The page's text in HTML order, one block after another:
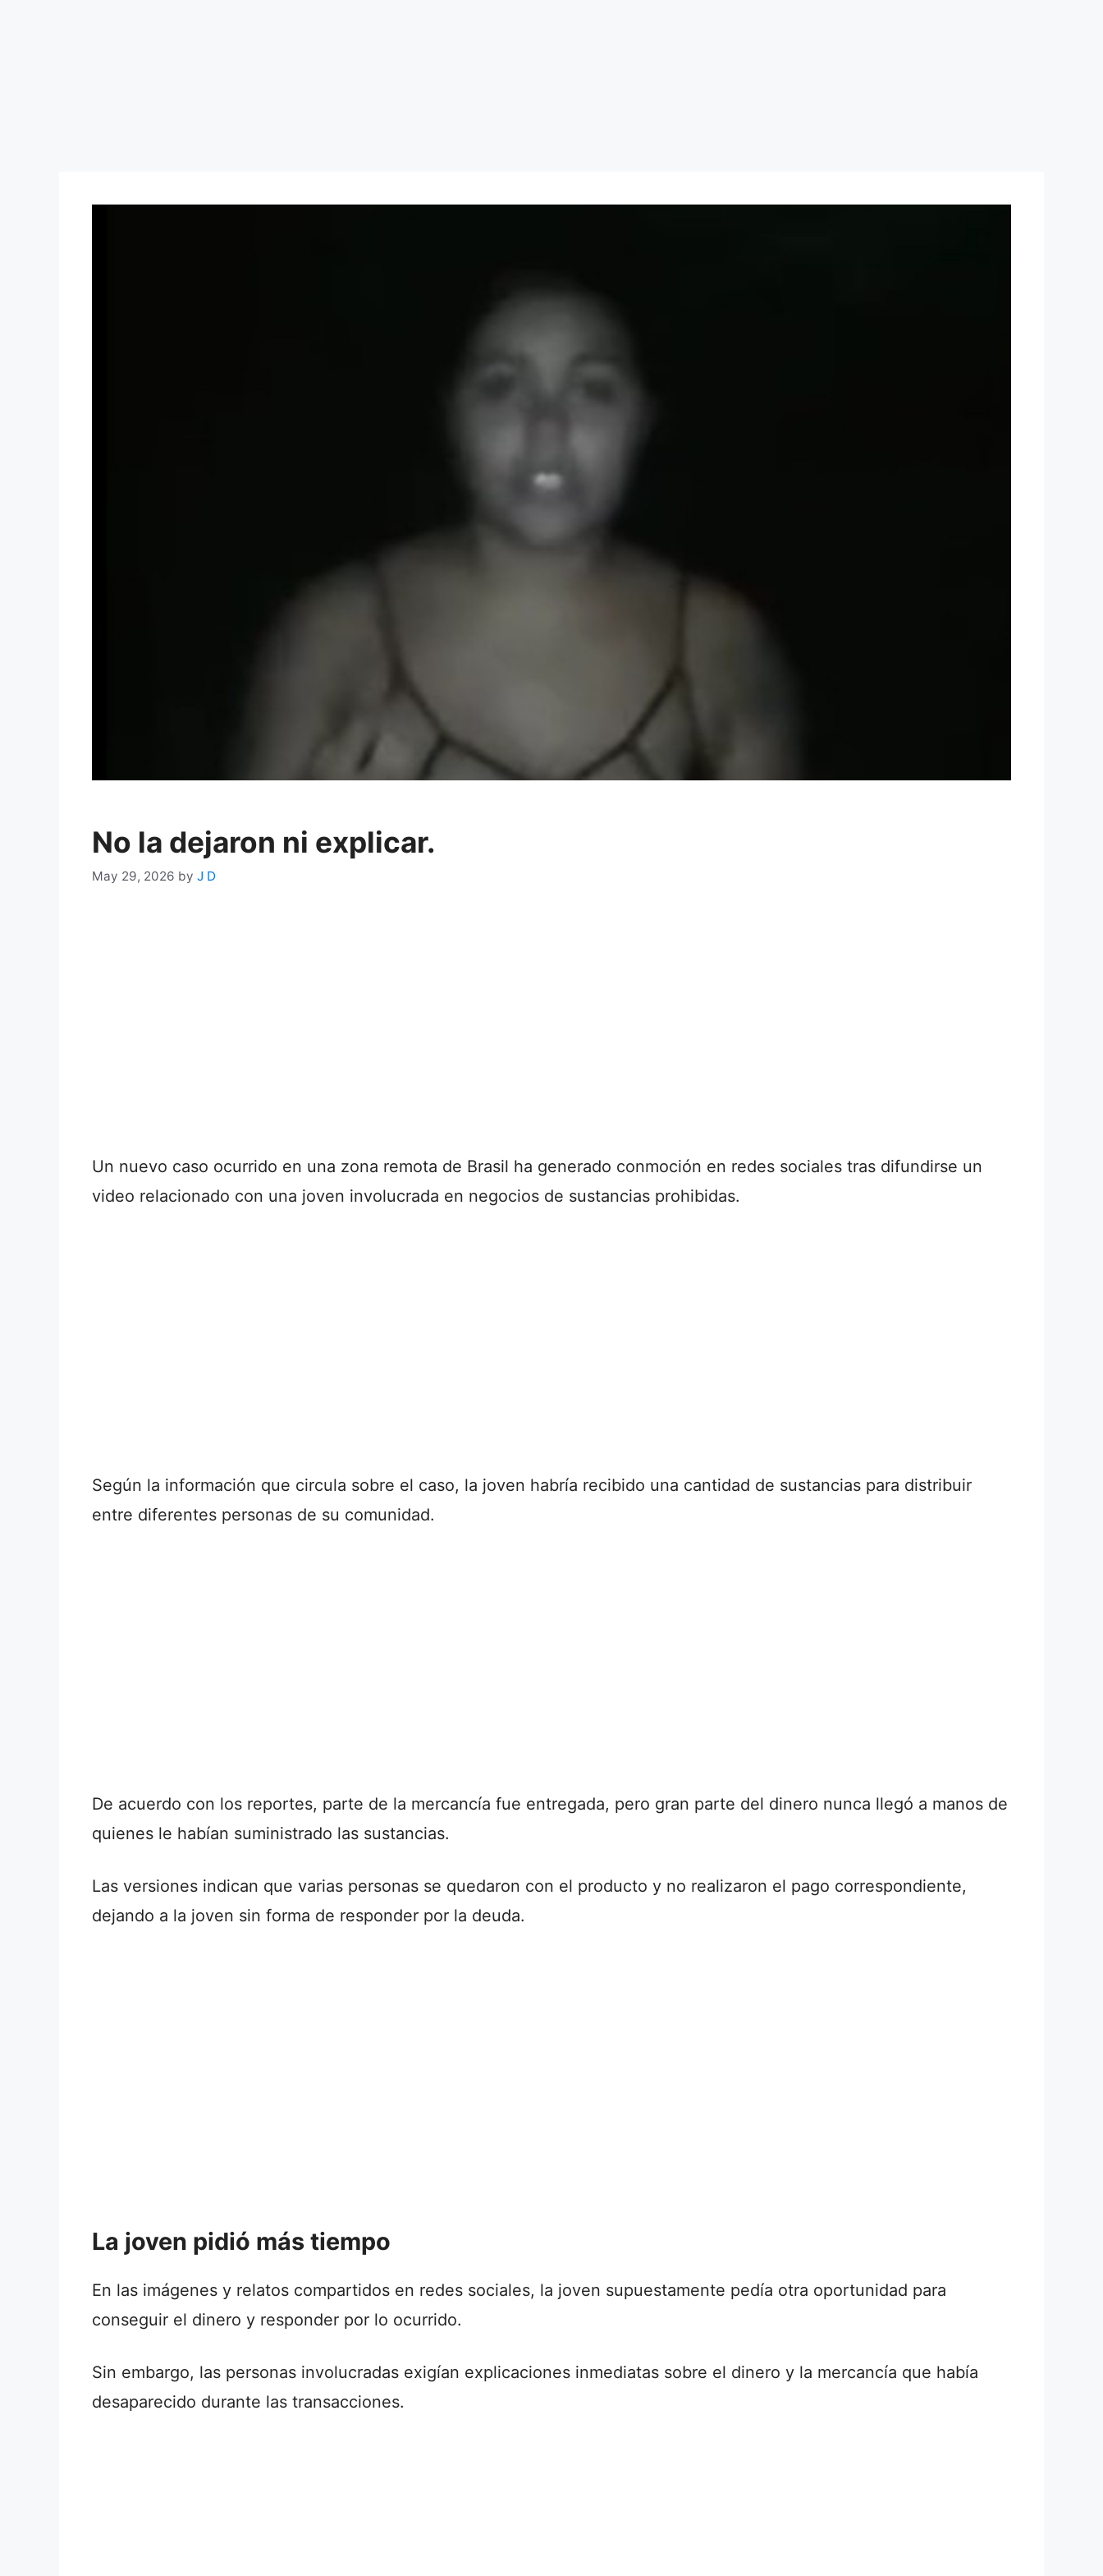
No la dejaron ni explicar.
May 29, 2026 by J D
Un nuevo caso ocurrido en una zona remota de Brasil ha generado conmoción en redes sociales tras difundirse un
video relacionado con una joven involucrada en negocios de sustancias prohibidas.
Según la información que circula sobre el caso, la joven habría recibido una cantidad de sustancias para distribuir
entre diferentes personas de su comunidad.
De acuerdo con los reportes, parte de la mercancía fue entregada, pero gran parte del dinero nunca llegó a manos de
quienes le habían suministrado las sustancias.
Las versiones indican que varias personas se quedaron con el producto y no realizaron el pago correspondiente,
dejando a la joven sin forma de responder por la deuda.
La joven pidió más tiempo
En las imágenes y relatos compartidos en redes sociales, la joven supuestamente pedía otra oportunidad para
conseguir el dinero y responder por lo ocurrido.
Sin embargo, las personas involucradas exigían explicaciones inmediatas sobre el dinero y la mercancía que había
desaparecido durante las transacciones.